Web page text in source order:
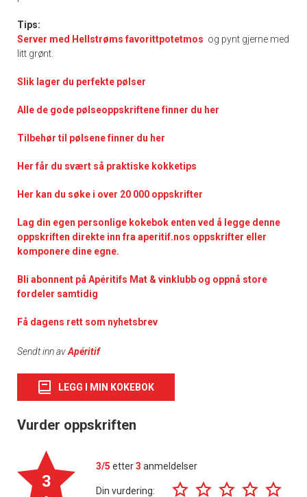
Tips:
Server med Hellstrøms favorittpotetmos og pynt gjerne med
litt grønt.
Slik lager du perfekte pølser
Alle de gode pølseoppskriftene finner du her
Tilbehør til pølsene finner du her
Her får du svært så praktiske kokketips
Her kan du søke i over 20 000 oppskrifter
Lag din egen personlige kokebok enten ved å legge denne
oppskriften direkte inn fra aperitif.nos oppskrifter eller
komponere dine egne.
Bli abonnent på Apéritifs Mat & vinklubb og oppnå store
fordeler samtidig
Få dagens rett som nyhetsbrev
Sendt inn avApéritif
LEGG I MIN KOKEBOK
Vurder oppskriften
3
3/5 etter3 anmeldelser
Din vurdering: